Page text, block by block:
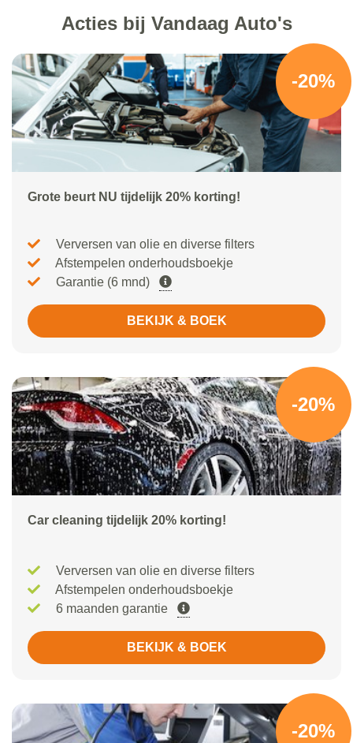
Acties bij Vandaag Auto's
-20%
Grote beurt NU tijdelijk 20% korting!
Verversen van olie en diverse filters
Afstempelen onderhoudsboekje
Garantie (6 mnd)
BEKIJK & BOEK
-20%
Car cleaning tijdelijk 20% korting!
Verversen van olie en diverse filters
Afstempelen onderhoudsboekje
6 maanden garantie
BEKIJK & BOEK
-20%